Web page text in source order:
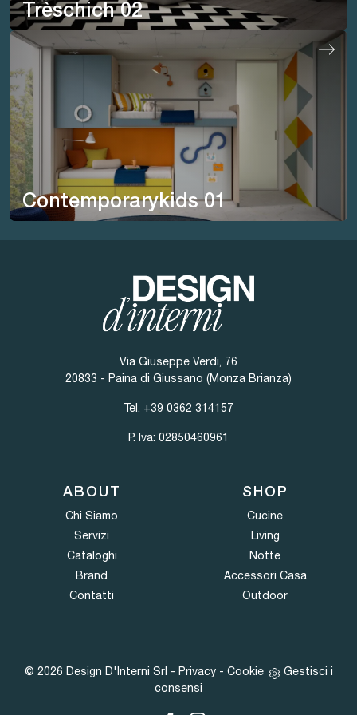
Trèschich 02
Contemporarykids 01
Via Giuseppe Verdi, 76
20833 - Paina di Giussano (Monza Brianza)
Tel. +39 0362 314157
P. Iva: 02850460961
ABOUT
Chi Siamo
Servizi
Cataloghi
Brand
Contatti
SHOP
Cucine
Living
Notte
Accessori Casa
Outdoor
© 2026 Design D'Interni Srl - Privacy- Cookie
Gestisci i
consensi